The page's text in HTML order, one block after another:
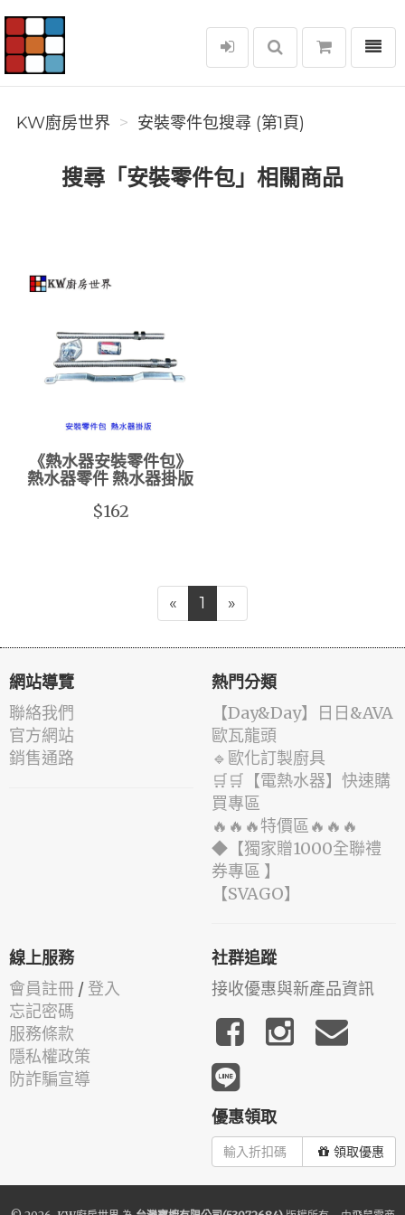
KW廚房世界
選單
KW廚房世界 安裝零件包搜尋 (第1頁)
搜尋「安裝零件包」相關商品
《熱水器安裝零件包》
熱水器零件 熱水器掛版
$162
« 1 »
網站導覽
聯絡我們
官方網站
銷售通路
熱門分類
️【Day&Day】️日日&AVA
歐瓦龍頭
🔹歐化訂製廚具
🛒🛒【電熱水器】快速購
買專區
🔥🔥🔥特價區🔥🔥🔥
◆【獨家贈1000全聯禮
券專區 】
️【SVAGO】️
線上服務
會員註冊 / 登入
忘記密碼
服務條款
隱私權政策
防詐騙宣導
社群追蹤
接收優惠與新產品資訊
優惠領取
領取優惠